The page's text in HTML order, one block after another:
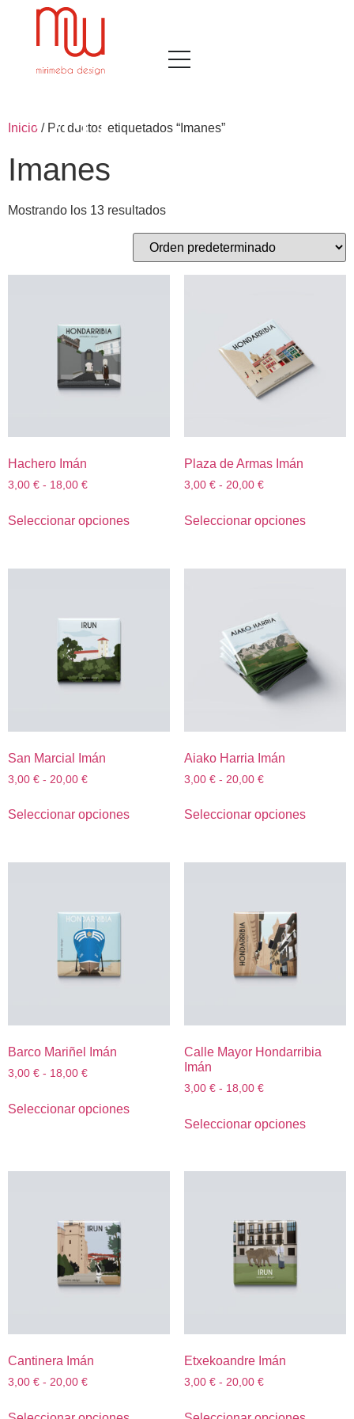
Inicio / Productos etiquetados “Imanes”
Imanes
Mostrando los 13 resultados
Hachero Imán
3,00 € - 18,00 €
Seleccionar opciones
Plaza de Armas Imán
3,00 € - 20,00 €
Seleccionar opciones
San Marcial Imán
3,00 € - 20,00 €
Seleccionar opciones
Aiako Harria Imán
3,00 € - 20,00 €
Seleccionar opciones
Barco Mariñel Imán
3,00 € - 18,00 €
Seleccionar opciones
Calle Mayor Hondarribia
Imán
3,00 € - 18,00 €
Seleccionar opciones
Cantinera Imán
3,00 € - 20,00 €
Etxekoandre Imán
3,00 € - 20,00 €